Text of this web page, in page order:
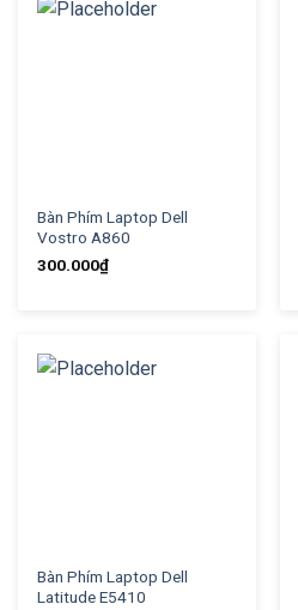
Bàn Phím Laptop Dell
Vostro A860
300.000₫
Bàn Phím Laptop Dell
Latitude E5410